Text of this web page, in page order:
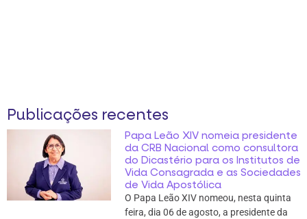
Publicações recentes
Papa Leão XIV nomeia presidente
da CRB Nacional como consultora
do Dicastério para os Institutos de
Vida Consagrada e as Sociedades
de Vida Apostólica
O Papa Leão XIV nomeou, nesta quinta
feira, dia 06 de agosto, a presidente da